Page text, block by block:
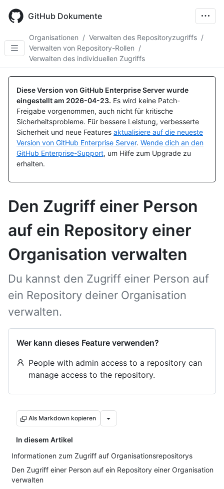
main
GitHub Dokumente
Organisationen / Verwalten des Repositoryzugriffs /
Verwalten von Repository-Rollen /
Verwalten des individuellen Zugriffs
Diese Version von GitHub Enterprise Server wurde
eingestellt am 2026-04-23. Es wird keine Patch-
Freigabe vorgenommen, auch nicht für kritische
Sicherheitsprobleme. Für bessere Leistung, verbesserte
Sicherheit und neue Features aktualisiere auf die neueste
Version von GitHub Enterprise Server. Wende dich an den
GitHub Enterprise-Support, um Hilfe zum Upgrade zu
erhalten.
Den Zugriff einer Person
auf ein Repository einer
Organisation verwalten
Du kannst den Zugriff einer Person auf
ein Repository deiner Organisation
verwalten.
Wer kann dieses Feature verwenden?
People with admin access to a repository can
manage access to the repository.
Als Markdown kopieren
In diesem Artikel
Informationen zum Zugriff auf Organisationsrepositorys
Den Zugriff einer Person auf ein Repository einer Organisation
verwalten